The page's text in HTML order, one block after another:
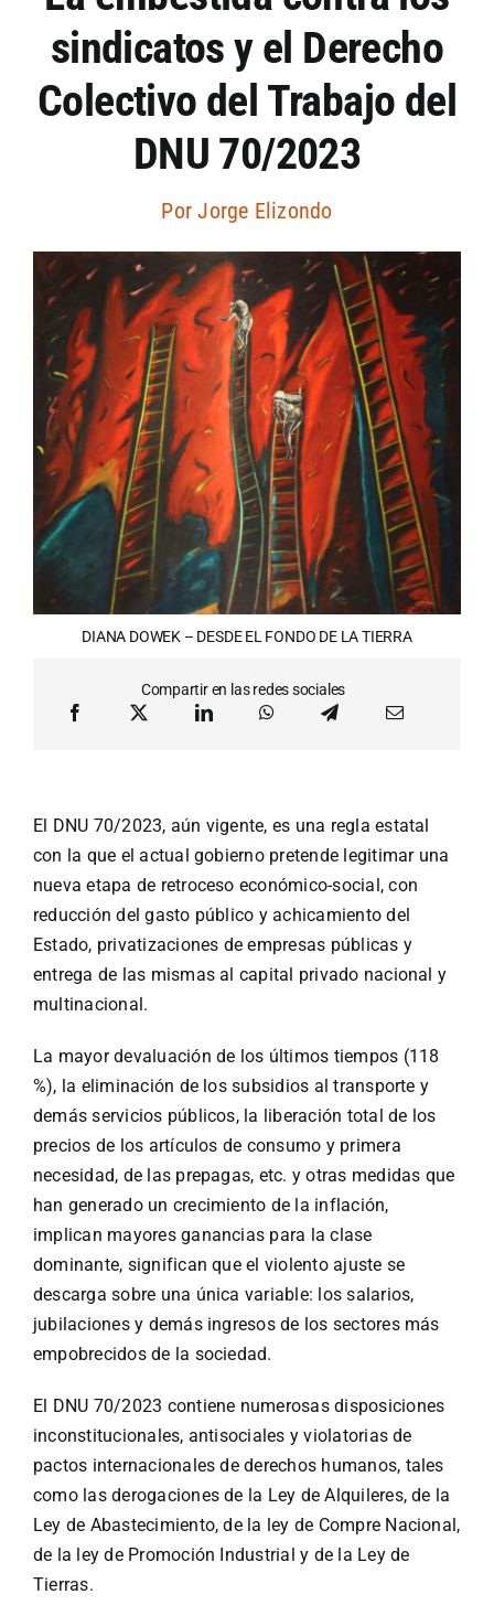
Artículos por autor
Artículos por sección
sindicatos y el Derecho
Colectivo del Trabajo del
DNU 70/2023
PorJorge Elizondo
DIANA DOWEK – DESDE EL FONDO DE LA TIERRA
Compartir en las redes sociales
El DNU 70/2023, aún vigente, es una regla estatal
con la que el actual gobierno pretende legitimar una
nueva etapa de retroceso económico-social, con
reducción del gasto público y achicamiento del
Estado, privatizaciones de empresas públicas y
entrega de las mismas al capital privado nacional y
multinacional.
La mayor devaluación de los últimos tiempos (118
%), la eliminación de los subsidios al transporte y
demás servicios públicos, la liberación total de los
precios de los artículos de consumo y primera
necesidad, de las prepagas, etc. y otras medidas que
han generado un crecimiento de la inflación,
implican mayores ganancias para la clase
dominante, significan que el violento ajuste se
descarga sobre una única variable: los salarios,
jubilaciones y demás ingresos de los sectores más
empobrecidos de la sociedad.
El DNU 70/2023 contiene numerosas disposiciones
inconstitucionales, antisociales y violatorias de
pactos internacionales de derechos humanos, tales
como las derogaciones de la Ley de Alquileres, de la
Ley de Abastecimiento, de la ley de Compre Nacional,
de la ley de Promoción Industrial y de la Ley de
Tierras.